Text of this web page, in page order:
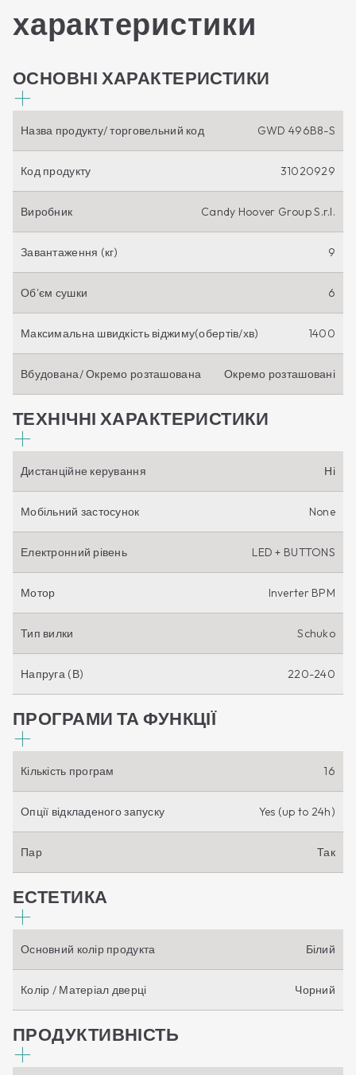
характеристики
ОСНОВНІ ХАРАКТЕРИСТИКИ
Назва продукту/ торговельний код GWD 496B8-S
Код продукту 31020929
Виробник Candy Hoover Group S.r.l.
Завантаження (кг) 9
Об'єм сушки 6
Максимальна швидкість віджиму(обертів/хв) 1400
Вбудована/ Окремо розташована Окремо розташовані
ТЕХНІЧНІ ХАРАКТЕРИСТИКИ
Дистанційне керування Ні
Мобільний застосунок None
Електронний рівень LED + BUTTONS
Мотор Inverter BPM
Тип вилки Schuko
Напруга (В) 220-240
ПРОГРАМИ ТА ФУНКЦІЇ
Кількість програм 16
Опції відкладеного запуску Yes (up to 24h)
Пар Так
ЕСТЕТИКА
Основний колір продукта Білий
Колір / Матеріал дверці Чорний
ПРОДУКТИВНІСТЬ